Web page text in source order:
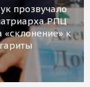
прозвучало
РПЦ
к